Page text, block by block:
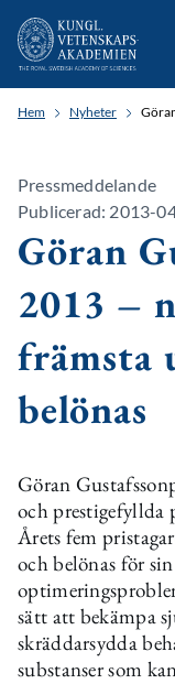
Hem Nyheter Göran
Pressmeddelande
Publicerad: 2013-
Göran
2013 –
främsta
belönas
Göran
och prestigefyllda
Årets fem
och belönas för
sätt att bekämpa
skräddarsydda
substanser som